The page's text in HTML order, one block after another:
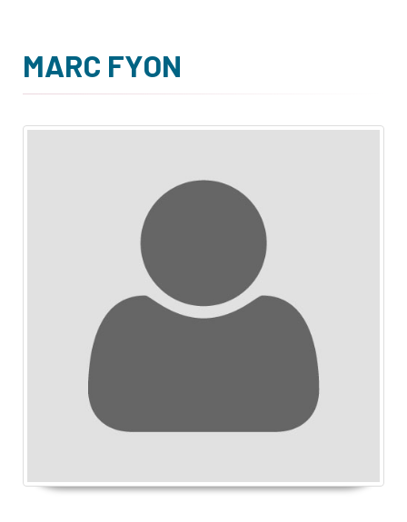
MARC FYON